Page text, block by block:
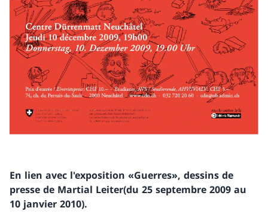
En lien avec l'exposition «Guerres», dessins de
presse de Martial Leiter(du 25 septembre 2009 au
10 janvier 2010).